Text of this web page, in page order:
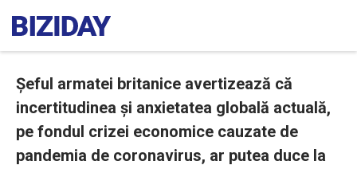
Șeful armatei britanice avertizează că
incertitudinea și anxietatea globală actuală,
pe fondul crizei economice cauzate de
pandemia de coronavirus, ar putea duce la